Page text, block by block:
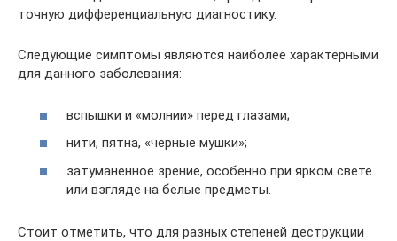
точную дифференциальную диагностику.
Следующие симптомы являются наиболее характерными
для данного заболевания:
вспышки и «молнии» перед глазами;
нити, пятна, «черные мушки»;
затуманенное зрение, особенно при ярком свете
или взгляде на белые предметы.
Стоит отметить, что для разных степеней деструкции